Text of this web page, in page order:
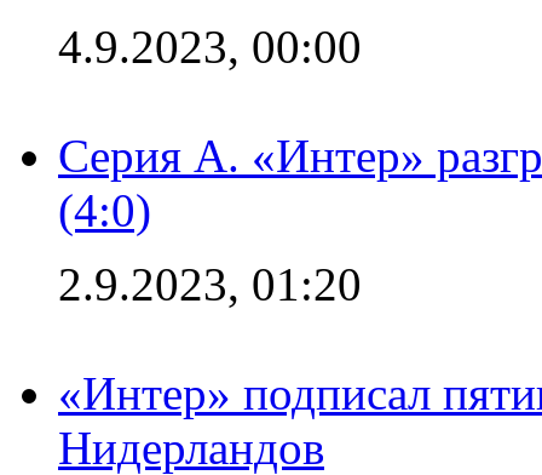
4.9.2023, 00:00
Серия А. «Интер»
(4:0)
2.9.2023, 01:20
«Интер» подписал
Нидерландов